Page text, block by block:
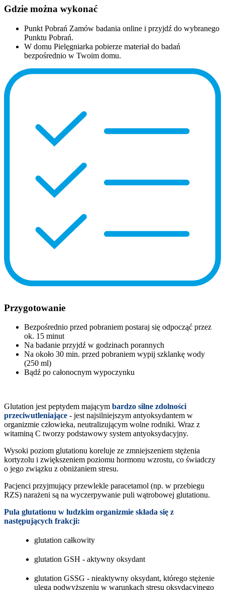
Gdzie można wykonać
Punkt Pobrań Zamów badania online i przyjdź do wybranego
Punktu Pobrań.
W domu Pielęgniarka pobierze materiał do badań
bezpośrednio w Twoim domu.
Przygotowanie
Bezpośrednio przed pobraniem postaraj się odpocząć przez
ok. 15 minut
Na badanie przyjdź w godzinach porannych
Na około 30 min. przed pobraniem wypij szklankę wody
(250 ml)
Bądź po całonocnym wypoczynku
Glutation jest peptydem mającym bardzo silne zdolności
przeciwutleniające - jest najsilniejszym antyoksydantem w
organizmie człowieka, neutralizującym wolne rodniki. Wraz z
witaminą C tworzy podstawowy system antyoksydacyjny.
Wysoki poziom glutationu koreluje ze zmniejszeniem stężenia
kortyzolu i zwiększeniem poziomu hormonu wzrostu, co świadczy
o jego związku z obniżaniem stresu.
Pacjenci przyjmujący przewlekle paracetamol (np. w przebiegu
RZS) narażeni są na wyczerpywanie puli wątrobowej glutationu.
Pula glutationu w ludzkim organizmie składa się z
następujących frakcji:
glutation całkowity
glutation GSH - aktywny oksydant
glutation GSSG - nieaktywny oksydant, którego stężenie
ulega podwyższeniu w warunkach stresu oksydacyjnego